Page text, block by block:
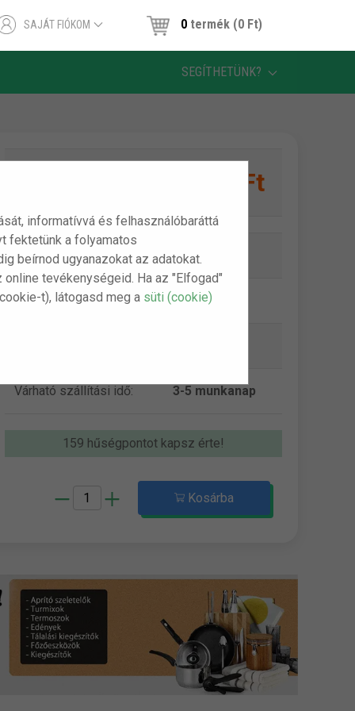
informatívvá és felhasználóbaráttá
fektetünk a folyamatos
beírnod ugyanazokat az adatokat.
tevékenységeid. Ha az "Elfogad"
t), látogasd meg a süti (cookie)
SAJÁT FIÓKOM 0termék (0 Ft)
SEGÍTHETÜNK?
5,290 Ft
Online készlet: Készleten
Szállítási díj: 990 Ft-tól
Várható szállítási idő: 3-5 munkanap
159 hűségpontot kapsz érte!
Kosárba